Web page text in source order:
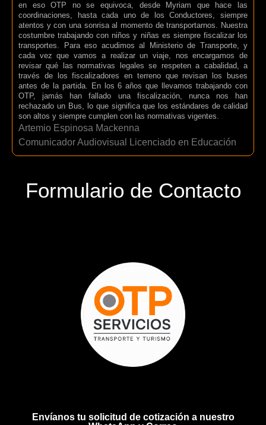
en eso OTP no se equivoca, desde Myriam que hace las
coordinaciones, hasta cada uno de los Conductores, siempre
atentos y con una sonrisa al momento de transportarnos. Nuestra
costumbre trabajando con niños y niñas es siempre fiscalizar los
transportes. Para eso acudimos al Ministerio de Transporte, y
cada vez que vamos a realizar un viaje, nos encargamos de
revisar qué las normativas legales se respeten a cabalidad, a
través de los fiscalizadores en terreno que revisan los buses
antes de la partida. En los 6 años que llevamos trabajando con
OTP, jamás han fallado una fiscalización, nunca nos han
rechazado un Bus, lo que significa que los estándares de calidad
son altos y siempre cumplen con las normativas vigentes.
Artemio Espinosa Mackenna
Comunicador Audiovisual Licenciado en Educación
Formulario de Contacto
Envíanos tu solicitud de cotización a nuestro